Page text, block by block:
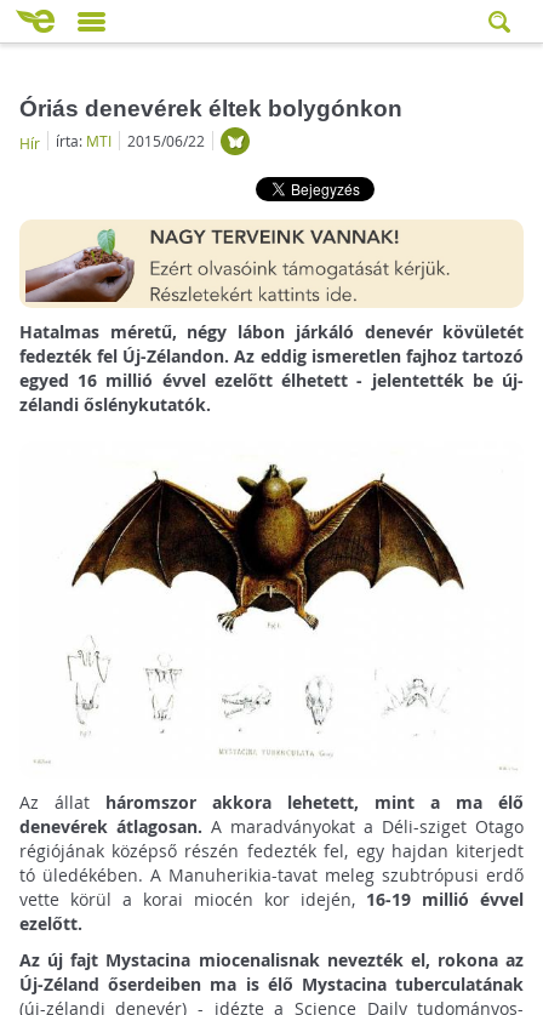
Óriás denevérek éltek bolygónkon
Hír írta: MTI 2015/06/22
Hatalmas méretű, négy lábon járkáló denevér kövületét
fedezték fel Új-Zélandon. Az eddig ismeretlen fajhoz tartozó
egyed 16 millió évvel ezelőtt élhetett - jelentették be új-
zélandi őslénykutatók.
Az állat háromszor akkora lehetett, mint a ma élő
denevérek átlagosan. A maradványokat a Déli-sziget Otago
régiójának középső részén fedezték fel, egy hajdan kiterjedt
tó üledékében. A Manuherikia-tavat meleg szubtrópusi erdő
vette körül a korai miocén kor idején, 16-19 millió évvel
ezelőtt.
Az új fajt Mystacina miocenalisnak nevezték el, rokona az
Új-Zéland őserdeiben ma is élő Mystacina tuberculatának
(új-zélandi denevér) - idézte a Science Daily tudományos-